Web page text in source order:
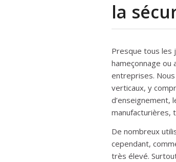
la
Presque tous les
hameçonnage
entreprises.
verticaux, y
d’enseignement,
manufacturières,
De nombreux
cependant,
très élevé.